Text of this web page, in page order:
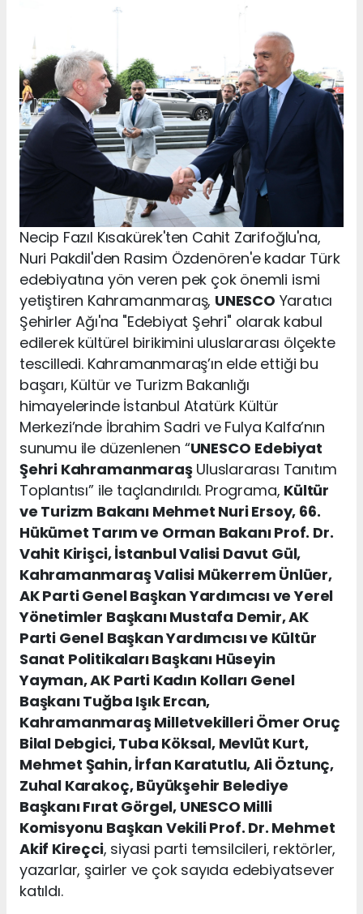
Necip Fazıl Kısakürek'ten Cahit Zarifoğlu'na,
Nuri Pakdil'den Rasim Özdenören'e kadar Türk
edebiyatına yön veren pek çok önemli ismi
yetiştiren Kahramanmaraş, UNESCO Yaratıcı
Şehirler Ağı'na "Edebiyat Şehri" olarak kabul
edilerek kültürel birikimini uluslararası ölçekte
tescilledi. Kahramanmaraş’ın elde ettiği bu
başarı, Kültür ve Turizm Bakanlığı
himayelerinde İstanbul Atatürk Kültür
Merkezi’nde İbrahim Sadri ve Fulya Kalfa’nın
sunumu ile düzenlenen “UNESCO Edebiyat
Şehri KahramanmaraşUluslararası Tanıtım
Toplantısı” ile taçlandırıldı. Programa, Kültür
ve Turizm Bakanı Mehmet Nuri Ersoy, 66.
Hükümet Tarım ve Orman Bakanı Prof. Dr.
Vahit Kirişci, İstanbul Valisi Davut Gül,
Kahramanmaraş Valisi Mükerrem Ünlüer,
AK Parti Genel Başkan Yardımcısı ve Yerel
Yönetimler Başkanı Mustafa Demir, AK
Parti Genel Başkan Yardımcısı ve Kültür
Sanat Politikaları Başkanı Hüseyin
Yayman, AK Parti Kadın Kolları Genel
Başkanı Tuğba Işık Ercan,
Kahramanmaraş Milletvekilleri Ömer Oruç
Bilal Debgici, Tuba Köksal, Mevlüt Kurt,
Mehmet Şahin, İrfan Karatutlu, Ali Öztunç,
Zuhal Karakoç, Büyükşehir Belediye
Başkanı Fırat Görgel, UNESCO Milli
Komisyonu Başkan Vekili Prof. Dr. Mehmet
Akif Kireçci, siyasi parti temsilcileri, rektörler,
yazarlar, şairler ve çok sayıda edebiyatsever
katıldı.